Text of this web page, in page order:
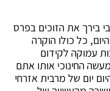
בירך את הזוכים בפרס
כל כולו הוקרה
עמוקה לקידום
החינוכי אותו אתם
יום של מרבית אזרחי